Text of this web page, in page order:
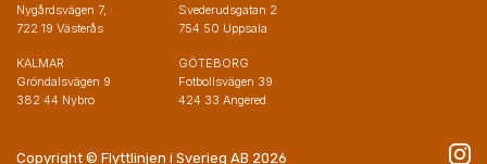
Nygårdsvägen 7,
722 19 Västerås
KALMAR
Gröndalsvägen 9
382 44 Nybro
Svederudsgatan 2
754 50 Uppsala
GÖTEBORG
Fotbollsvägen 39
424 33 Angered
Copyright © Flyttlinjen i Sverieg AB 2026